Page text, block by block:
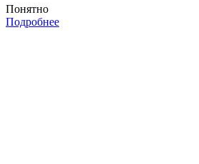
Понятно
Подробнее